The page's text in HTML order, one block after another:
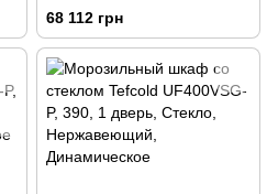
68 112 грн